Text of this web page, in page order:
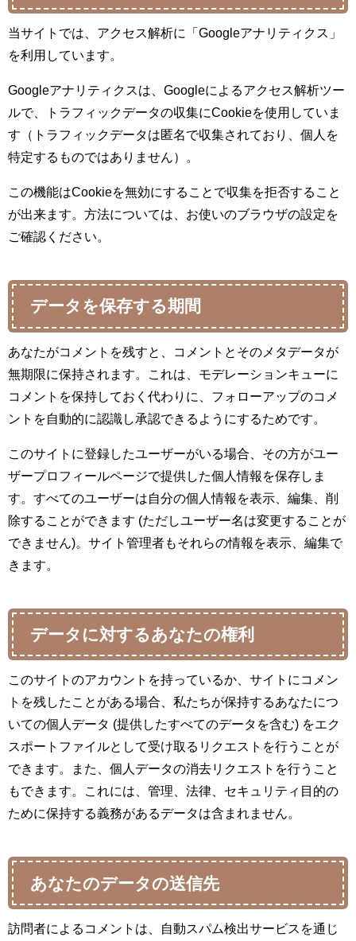
当サイトでは、アクセス解析に「Googleアナリティクス」
を利用しています。
Googleアナリティクスは、Googleによるアクセス解析ツー
ルで、トラフィックデータの収集にCookieを使用していま
す（トラフィックデータは匿名で収集されており、個人を
特定するものではありません）。
この機能はCookieを無効にすることで収集を拒否すること
が出来ます。方法については、お使いのブラウザの設定を
ご確認ください。
データを保存する期間
あなたがコメントを残すと、コメントとそのメタデータが
無期限に保持されます。これは、モデレーションキューに
コメントを保持しておく代わりに、フォローアップのコメ
ントを自動的に認識し承認できるようにするためです。
このサイトに登録したユーザーがいる場合、その方がユー
ザープロフィールページで提供した個人情報を保存しま
す。すべてのユーザーは自分の個人情報を表示、編集、削
除することができます (ただしユーザー名は変更することが
できません)。サイト管理者もそれらの情報を表示、編集で
きます。
データに対するあなたの権利
このサイトのアカウントを持っているか、サイトにコメン
トを残したことがある場合、私たちが保持するあなたにつ
いての個人データ (提供したすべてのデータを含む) をエク
スポートファイルとして受け取るリクエストを行うことが
できます。また、個人データの消去リクエストを行うこと
もできます。これには、管理、法律、セキュリティ目的の
ために保持する義務があるデータは含まれません。
あなたのデータの送信先
訪問者によるコメントは、自動スパム検出サービスを通じ